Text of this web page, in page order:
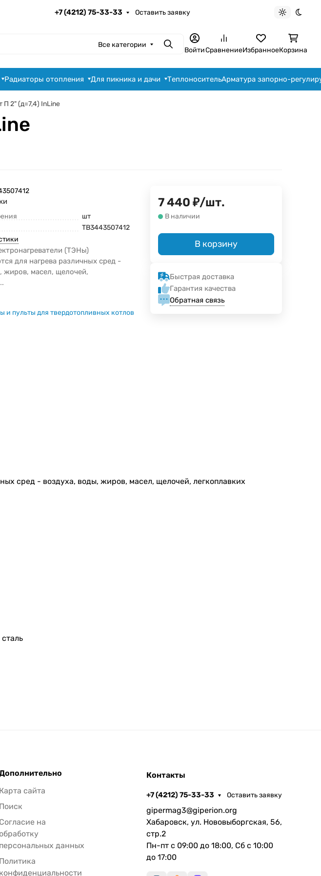
+7 (4212) 75-33-33 Оставить заявку
Светлая
Все категории ПоискВойтиСравнениеИзбранноеКорзина
Радиаторы отопления Для пикника и дачи ТеплоносительАрматура запорно-
П 2" (д=7,4) InLine
шт
TB3443507412
(ТЭНы)
для нагрева различных сред -
жиров, масел, щелочей,
и пульты для твердотопливных котлов
7 440 ₽/шт.
В наличии
В корзину
Быстрая доставка
Гарантия качества
Обратная связь
сред - воздуха, воды, жиров, масел, щелочей, легкоплавких
Карта сайта
Поиск
Согласие на
персональных данных
Политика
конфиденциальности
Контакты
+7 (4212) 75-33-33 Оставить заявку
gipermag3@giperion.org
Хабаровск, ул. Нововыборгская, 56,
стр.2
Пн-пт с 09:00 до 18:00, Сб с 10:00
до 17:00